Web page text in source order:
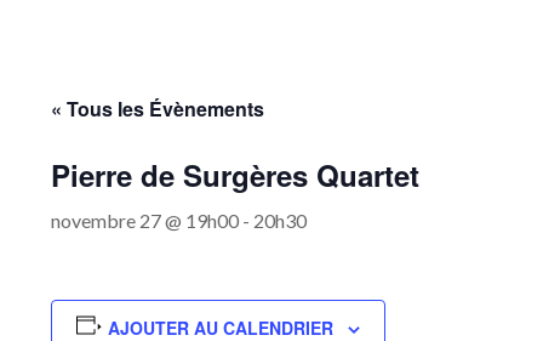
« Tous les Évènements
Pierre de Surgères Quartet
novembre 27 @ 19h00 - 20h30
AJOUTER AU CALENDRIER